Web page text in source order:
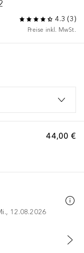
4.3 (3)
Preise inkl. MwSt.
44,00 €
12.08.2026